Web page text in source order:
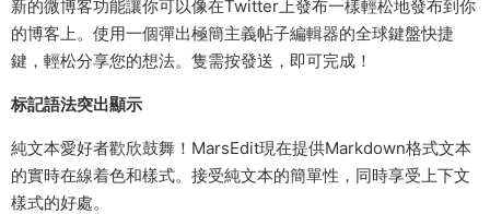
新的微博客功能讓你可以像在Twitter上發布一樣輕松地發布到你
的博客上。使用一個彈出極簡主義帖子編輯器的全球鍵盤快捷
鍵，輕松分享您的想法。隻需按發送，即可完成！
标記語法突出顯示
純文本愛好者歡欣鼓舞！MarsEdit現在提供Markdown格式文本
的實時在線着色和樣式。接受純文本的簡單性，同時享受上下文
樣式的好處。